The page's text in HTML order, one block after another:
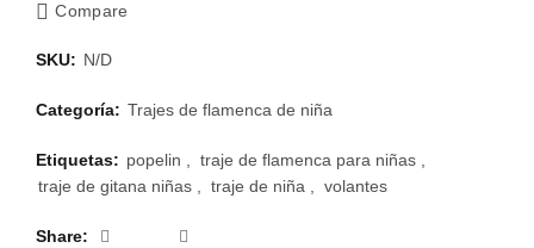
Compare
SKU: N/D
Categoría: Trajes de flamenca de niña
Etiquetas: popelin , traje de flamenca para niñas ,
traje de gitana niñas , traje de niña , volantes
Share